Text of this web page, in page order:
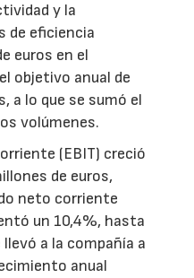
y la
de eficiencia
euros en el
objetivo anual de
a lo que se sumó el
volúmenes.
(EBIT) creció
de euros,
neto corriente
un 10,4%, hasta
a la compañía a
anual